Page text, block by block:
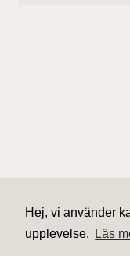
Hej, vi använder
upplevelse.
Läs